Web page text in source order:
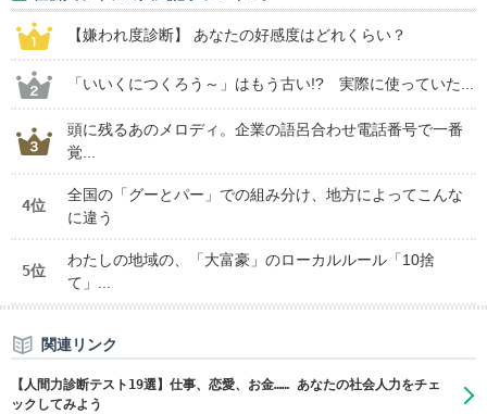
【嫌われ度診断】 あなたの好感度はどれくらい？
「いいくにつくろう～」はもう古い!? 実際に使っていた...
頭に残るあのメロディ。企業の語呂合わせ電話番号で一番
覚...
4位
全国の「グーとパー」での組み分け、地方によってこんな
に違う
5位
わたしの地域の、「大富豪」のローカルルール「10捨
て」...
関連リンク
【人間力診断テスト19選】仕事、恋愛、お金…… あなたの社会人力をチェ
ックしてみよう